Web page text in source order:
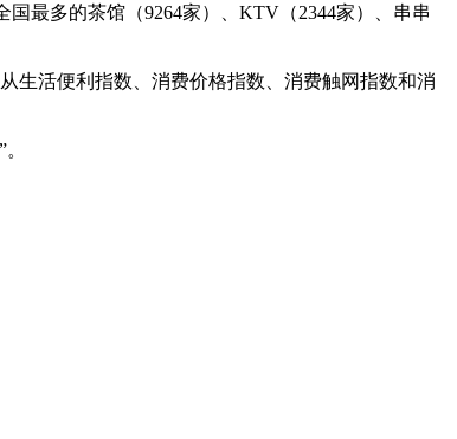
最多的茶馆（9264家）、KTV（2344家）、串串
生活便利指数、消费价格指数、消费触网指数和消